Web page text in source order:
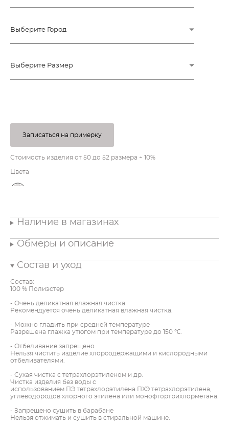
Выберите Город
Выберите Размер
Записаться на примерку
Стоимость изделия от 50 до 52 размера + 10%
Цвета
Наличие в магазинах
Обмеры и описание
Состав и уход
Состав:
100 % Полиэстер
- Очень деликатная влажная чистка
Рекомендуется очень деликатная влажная чистка.
- Можно гладить при средней температуре
Разрешена глажка утюгом при температуре до 150 ℃.
- Отбеливание запрещено
Нельзя чистить изделие хлорсодержащими и кислородными
отбеливателями.
- Сухая чистка с тетрахлорэтиленом и др.
Чистка изделия без воды с
использованием ПЭ тетрахлорэтилена ПХЭ тетрахлорэтилена,
углеводородов хлорного этилена или монофтортрихлорметана.
- Запрещено сушить в барабане
Нельзя отжимать и сушить в стиральной машине.